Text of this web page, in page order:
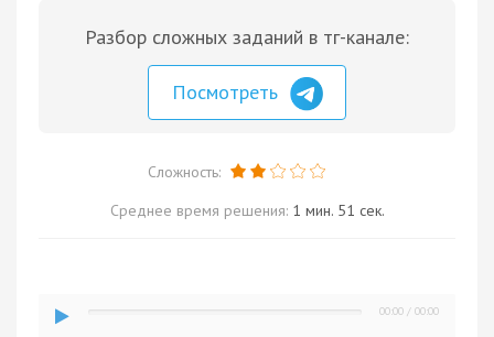
Разбор сложных заданий в тг-канале:
Посмотреть
Сложность:
Среднее время решения: 1 мин. 51 сек.
00:00 / 00:00